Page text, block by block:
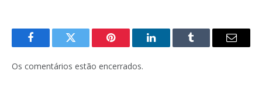
FacebookTwitter Pinterest LinkedInTumblr
E-
Os comentários estão encerrados.